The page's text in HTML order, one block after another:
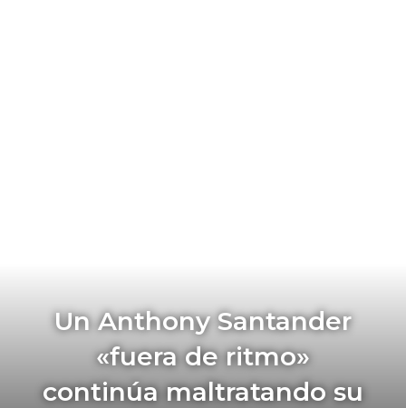
Un Anthony Santander
«fuera de ritmo»
continúa maltratando su